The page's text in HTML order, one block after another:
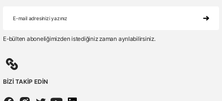
E-bülten aboneliğimizden istediğiniz zaman ayrılabilirsiniz.
BİZİ TAKİP EDİN